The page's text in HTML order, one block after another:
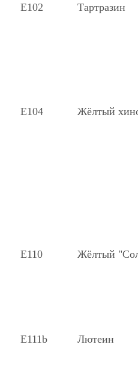
Е102 Тартразин
Е104 Жёлтый
Е110 Жёлтый
Е111b Лютеин